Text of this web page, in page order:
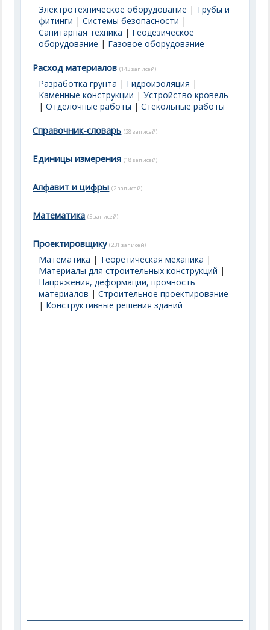
Электротехническое оборудование | Трубы и
фитинги |Системы безопасности |
Санитарная техника | Геодезическое
оборудование | Газовое оборудование
Расход материалов (143 записей)
Разработка грунта | Гидроизоляция |
Каменные конструкции |Устройство кровель
|Отделочные работы |Стекольные работы
Справочник-словарь (28 записей)
Единицы измерения (18 записей)
Алфавит и цифры (2 записей)
Математика (5 записей)
Проектировщику (231 записей)
Математика | Теоретическая механика |
Материалы для строительных конструкций |
Напряжения, деформации, прочность
материалов |Строительное проектирование
| Конструктивные решения зданий